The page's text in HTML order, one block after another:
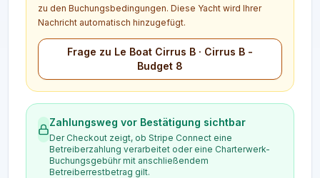
zu den Buchungsbedingungen. Diese Yacht wird Ihrer
Nachricht automatisch hinzugefügt.
Frage zu Le Boat Cirrus B · Cirrus B -
Budget 8
Zahlungsweg vor Bestätigung sichtbar
Der Checkout zeigt, ob Stripe Connect eine
Betreiberzahlung verarbeitet oder eine Charterwerk-
Buchungsgebühr mit anschließendem
Betreiberrestbetrag gilt.